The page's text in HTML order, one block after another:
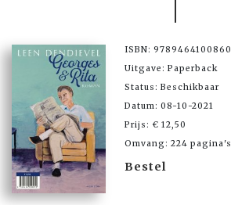
ISBN: 9789464100860
Uitgave: Paperback
Status: Beschikbaar
Datum: 08-10-2021
Prijs: € 12,50
Omvang: 224 pagina's
Bestel